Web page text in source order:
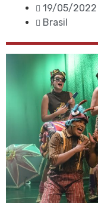
19/05/2022
Brasil